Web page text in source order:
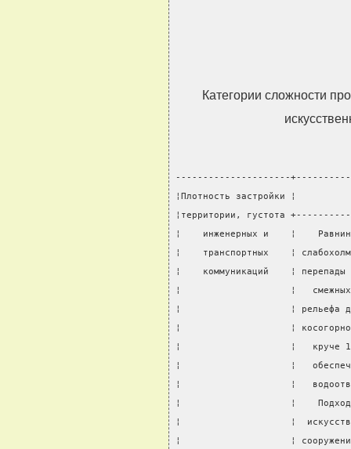
Категории сложности
---------------------
¦Плотность застройки ¦
¦территории, густота
¦    инженерных и    ¦
¦    транспортных    ¦
¦    коммуникаций    ¦ перепады
¦                    ¦   смежных
¦                    ¦ рельефа до
¦                    ¦
¦                    ¦   круче 1:5 с
¦                    ¦
¦                    ¦
¦                    ¦    Подходы к
¦                    ¦
¦                    ¦ сооружениям